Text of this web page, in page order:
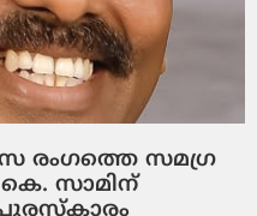
രംഗത്തെ സമഗ്ര
സാമിന്